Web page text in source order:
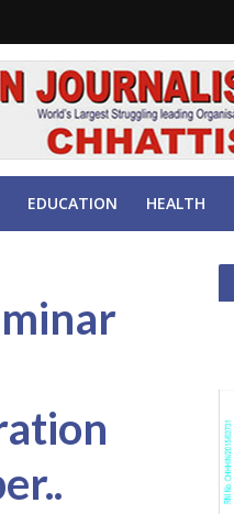
EDUCATION HEALTH